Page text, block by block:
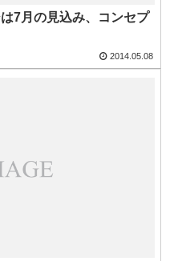
7月の見込み、コンセプ
2014.05.08